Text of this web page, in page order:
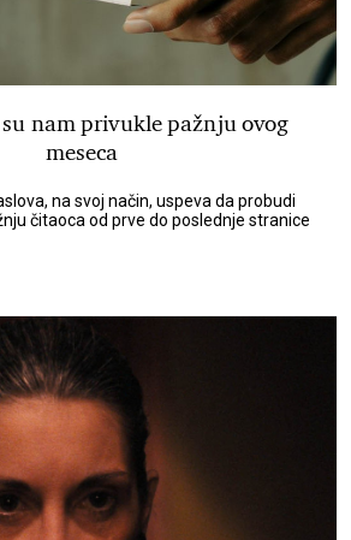
nam privukle pažnju ovog
meseca
na svoj način, uspeva da probudi
čitaoca od prve do poslednje stranice